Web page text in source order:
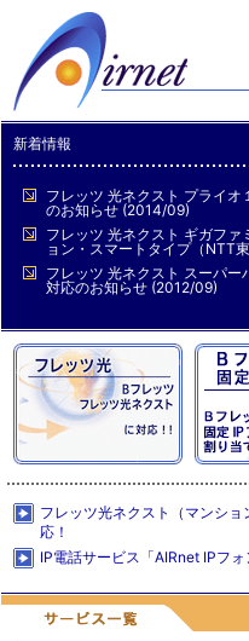
新着情報
フレッツ 光ネクスト プライ
のお知らせ (2014/09)
フレッツ 光ネクスト ギガフ
ョン・スマートタイプ（NTT
フレッツ 光ネクスト スーパー
対応のお知らせ (2012/09)
フレッツ光ネクスト（マンシ
応！
IP電話サービス「AIRnet IPフォ